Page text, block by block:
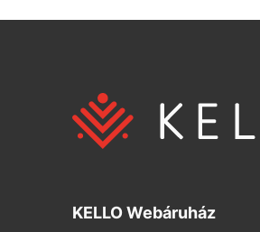
KELLO Webáruház